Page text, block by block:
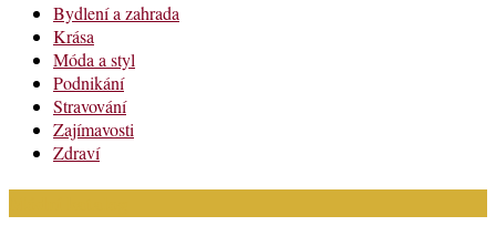
Bydlení a zahrada
Krása
Móda a styl
Podnikání
Stravování
Zajímavosti
Zdraví